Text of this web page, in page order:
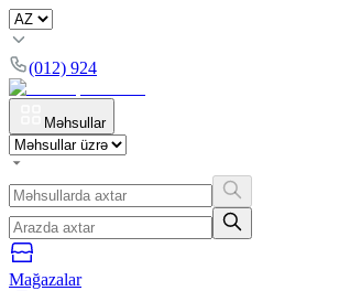
(012) 924
Məhsullar
Mağazalar